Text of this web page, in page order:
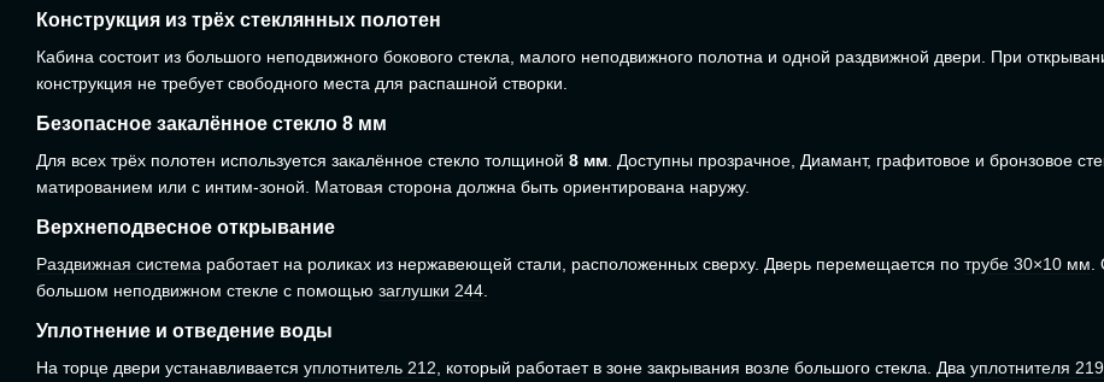
Конструкция из трёх стеклянных полотен
Кабина состоит из большого неподвижного бокового стекла, малого неподвижного полотна и одной раздвижной двери. При
конструкция не требует свободного места для распашной створки.
Безопасное закалённое стекло 8 мм
Для всех трёх полотен используется закалённое стекло толщиной 8 мм . Доступны прозрачное, Диамант, графитовое и бронзовое
матированием или с интим-зоной. Матовая сторона должна быть ориентирована наружу.
Верхнеподвесное открывание
Раздвижная система работает на роликах из нержавеющей стали, расположенных сверху. Дверь перемещается по трубе 30×10 мм
большом неподвижном стекле с помощью заглушки 244
Уплотнение и отведение воды
На торце двери устанавливается уплотнитель 212 , который работает в зоне закрывания возле большого стекла. Два уплотнителя 219